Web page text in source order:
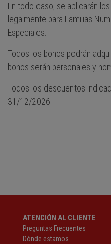
En todo caso, se aplicarán
legalmente para Familias
Especiales.
Todos los bonos podrán
bonos serán personales y
Todos los descuentos
31/12/2026.
ATENCIÓN AL CLIENTE
Preguntas Frecuentes
Dónde estamos